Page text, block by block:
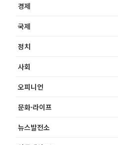
경제
국제
정치
사회
오피니언
문화·라이프
뉴스발전소